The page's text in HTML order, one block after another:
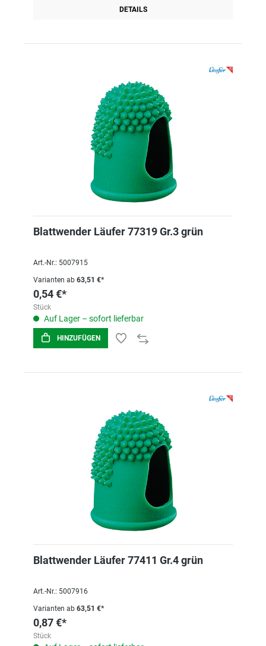
DETAILS
Blattwender Läufer 77319 Gr.3 grün
Art.-Nr.: 5007915
Varianten ab 63,51 €*
0,54 €*
Stück
Auf Lager – sofort lieferbar
HINZUFÜGEN
Blattwender Läufer 77411 Gr.4 grün
Art.-Nr.: 5007916
Varianten ab 63,51 €*
0,87 €*
Stück